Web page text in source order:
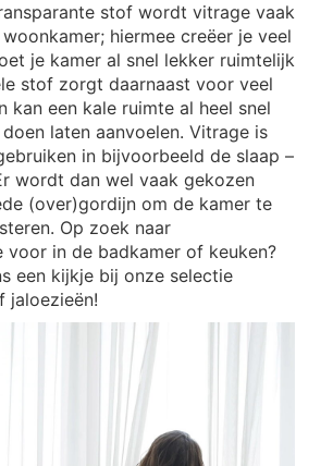
stof wordt vitrage vaak
hiermee creëer je veel
je kamer al snel lekker ruimtelijk
stof zorgt daarnaast voor veel
kan een kale ruimte al heel snel
laten aanvoelen. Vitrage is
in bijvoorbeeld de slaap –
wordt dan wel vaak gekozen
(over)gordijn om de kamer te
Op zoek naar
voor in de badkamer of keuken?
een kijkje bij onze selectie
jaloezieën!